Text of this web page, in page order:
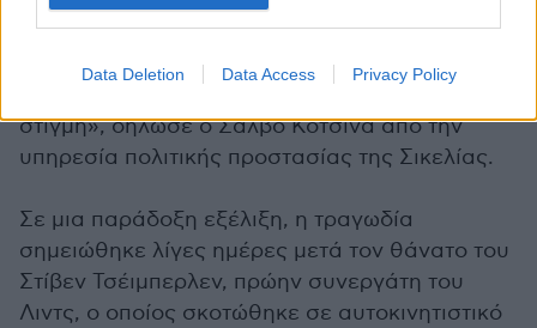
Data Deletion Data Access Privacy Policy
οι αρχές της Σικελίας τονίζουν ότι το
περιστατικό είναι αποτέλεσμα κακών
στιγμή», δήλωσε ο Σάλβο Κοτσίνα από την
υπηρεσία πολιτικής προστασίας της Σικελίας.
Σε μια παράδοξη εξέλιξη, η τραγωδία
σημειώθηκε λίγες ημέρες μετά τον θάνατο του
Στίβεν Τσέιμπερλεν, πρώην συνεργάτη του
Λιντς, ο οποίος σκοτώθηκε σε αυτοκινητιστικό